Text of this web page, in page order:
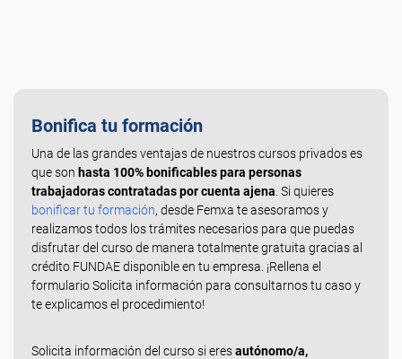
Bonifica tu formación
Una de las grandes ventajas de nuestros cursos privados es
que son hasta 100% bonificables para personas
trabajadoras contratadas por cuenta ajena . Si quieres
bonificar tu formación, desde Femxa te asesoramos y
realizamos todos los trámites necesarios para que puedas
disfrutar del curso de manera totalmente gratuita gracias al
crédito FUNDAE disponible en tu empresa. ¡Rellena el
formulario Solicita información para consultarnos tu caso y
te explicamos el procedimiento!
Solicita información del curso si eresautónomo/a,